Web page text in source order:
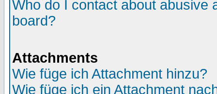
Who do I contact about abusive
board?
Attachments
Wie füge ich Attachment hinzu?
Wie füge ich ein Attachment